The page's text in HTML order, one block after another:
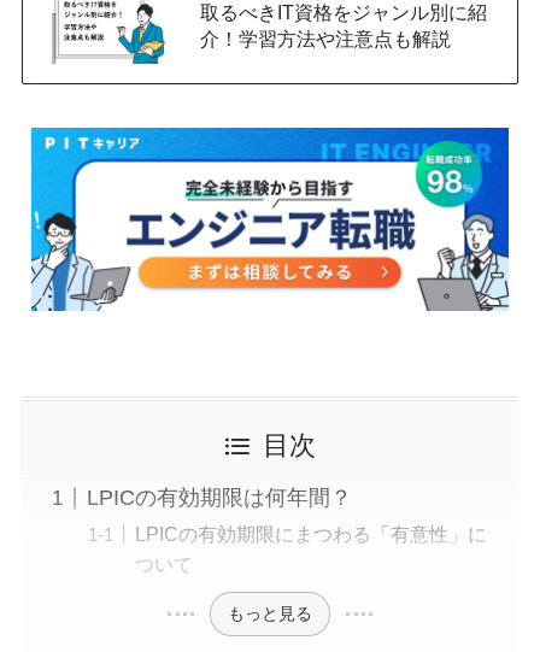
取るべきIT資格をジャンル別に紹
介！学習方法や注意点も解説
目次
LPICの有効期限は何年間？
LPICの有効期限にまつわる「有意性」に
ついて
もっと見る